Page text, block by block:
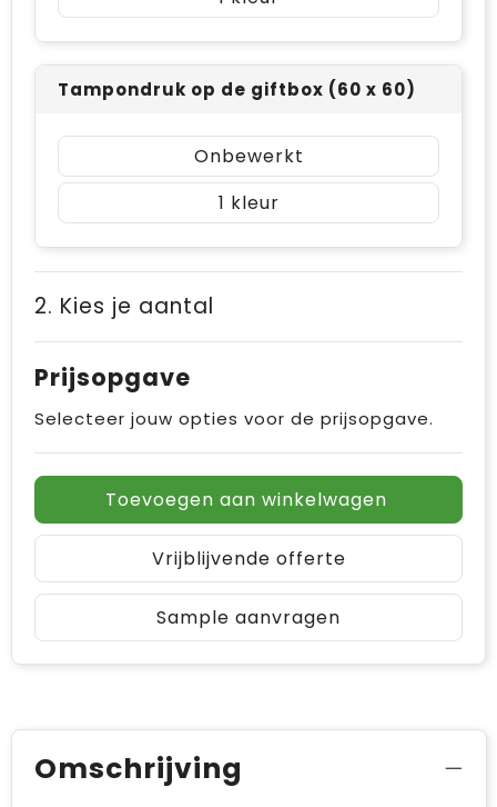
Tampondruk op de giftbox (60 x 60)
Onbewerkt
1
2. Kies je aantal
Prijsopgave
Selecteer jouw opties voor de prijsopgave.
Toevoegen aan winkelwagen
Vrijblijvende offerte
Sample aanvragen
Omschrijving